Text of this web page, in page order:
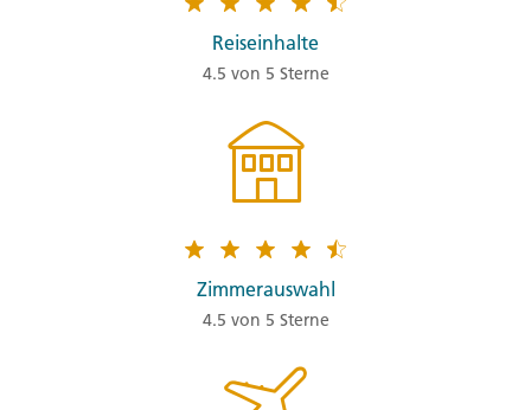
Reiseinhalte
4.5 von 5 Sterne
Zimmerauswahl
4.5 von 5 Sterne